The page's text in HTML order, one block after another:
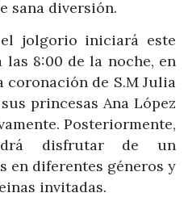
sana diversión.
jolgorio iniciará este
las 8:00 de la noche, en
coronación de S.M Julia
princesas Ana López
Posteriormente,
disfrutar de un
en diferentes géneros y
invitadas.